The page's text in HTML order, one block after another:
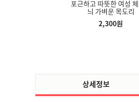
포근하고 따뜻한 여성 체크무
늬 가벼운 목도리
원
상세정보